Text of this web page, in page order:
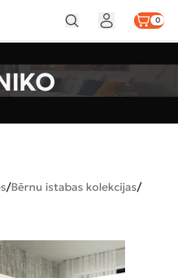
0
Bērnu istabas kolekcijas